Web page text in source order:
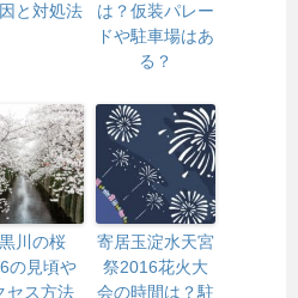
と対処法
は？仮装パレー
ドや駐車場はあ
る？
川の桜
の見頃や
セス方法
寄居玉淀水天宮
祭2016花火大
会の時間は？駐